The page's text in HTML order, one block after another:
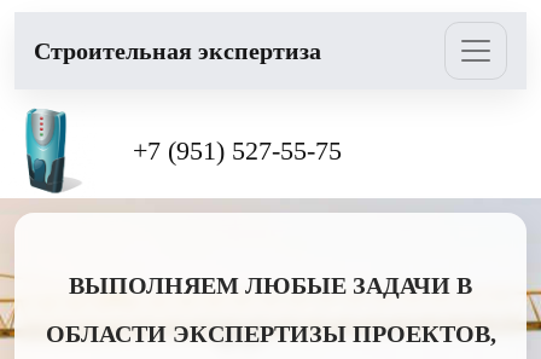
Cтроительная экспертиза
+7 (951) 527-55-75
ВЫПОЛНЯЕМ ЛЮБЫЕ ЗАДАЧИ В
ОБЛАСТИ ЭКСПЕРТИЗЫ ПРОЕКТОВ,